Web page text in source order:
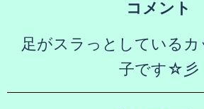
コメント
足がスラっとしている
子です☆彡